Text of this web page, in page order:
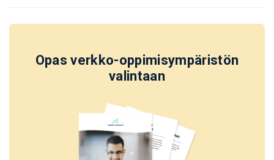
Opas verkko-oppimisympäristön
valintaan